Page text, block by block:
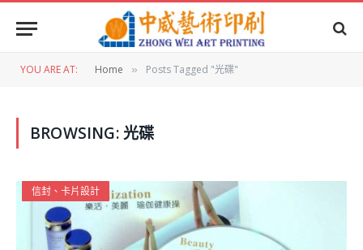
YOU ARE AT: Home » Posts Tagged "光碟"
BROWSING:光碟
信封、卡片設計